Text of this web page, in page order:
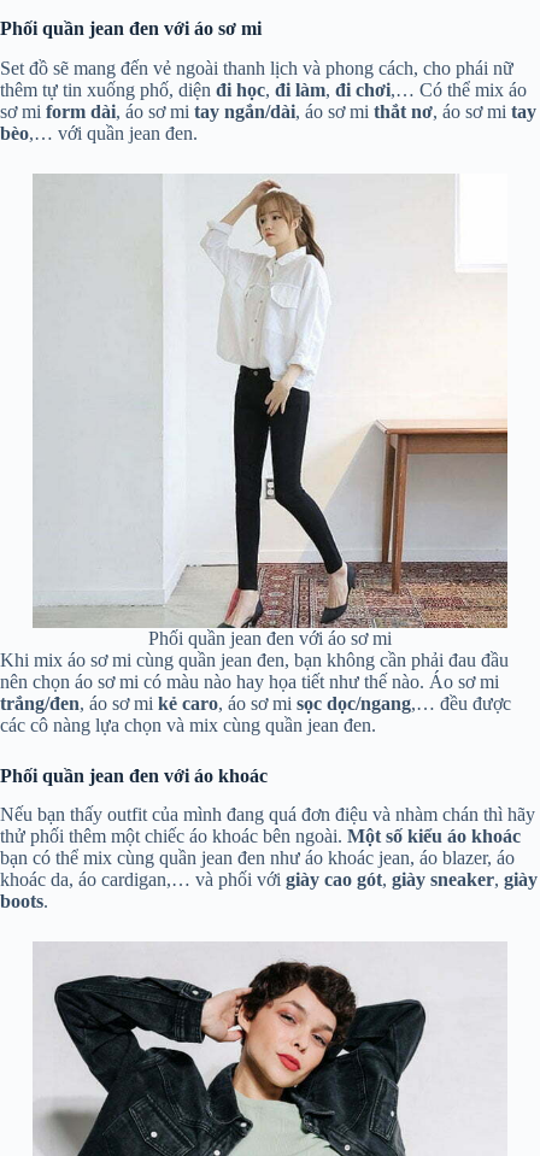
Phối quần jean đen với áo sơ mi
Set đồ sẽ mang đến vẻ ngoài thanh lịch và phong cách, cho phái nữ
thêm tự tin xuống phố, diện đi học, đi làm, đi chơi,… Có thể mix áo
sơ mi form dài, áo sơ mi tay ngắn/dài, áo sơ mi thắt nơ, áo sơ mi tay
bèo,… với quần jean đen.
Phối quần jean đen với áo sơ mi
Khi mix áo sơ mi cùng quần jean đen, bạn không cần phải đau đầu
nên chọn áo sơ mi có màu nào hay họa tiết như thế nào. Áo sơ mi
trắng/đen, áo sơ mi kẻ caro, áo sơ mi sọc dọc/ngang,… đều được
các cô nàng lựa chọn và mix cùng quần jean đen.
Phối quần jean đen với áo khoác
Nếu bạn thấy outfit của mình đang quá đơn điệu và nhàm chán thì hãy
thử phối thêm một chiếc áo khoác bên ngoài. Một số kiểu áo khoác
bạn có thể mix cùng quần jean đen như áo khoác jean, áo blazer, áo
khoác da, áo cardigan,… và phối với giày cao gót, giày sneaker, giày
boots.